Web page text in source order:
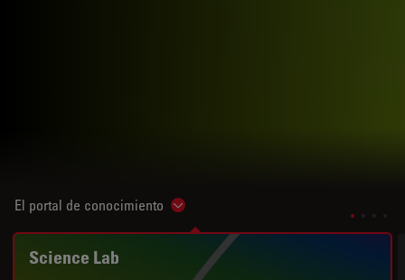
El portal de conocimiento Show subnavigation
Science Lab